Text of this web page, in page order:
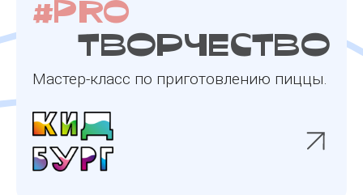
#pro
творчество
Мастер-класс по приготовлению пиццы.